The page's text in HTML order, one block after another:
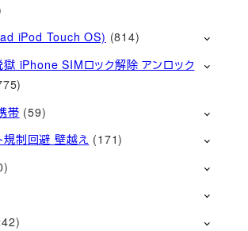
iPod Touch OS) (814)
iPhone SIMロック解除 アンロック
帯 (59)
規制回避 壁越え (171)